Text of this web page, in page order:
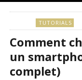
TUTORIALS
Comment
un
complet)